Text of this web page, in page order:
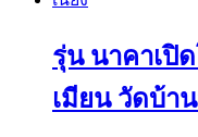
รุ่น นาคาเปิ
เมียน วัดบ้า